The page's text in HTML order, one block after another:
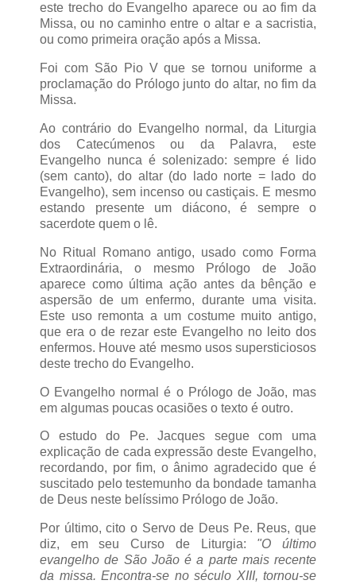
este trecho do Evangelho aparece ou ao fim da
Missa, ou no caminho entre o altar e a sacristia,
ou como primeira oração após a Missa.
Foi com São Pio V que se tornou uniforme a
proclamação do Prólogo junto do altar, no fim da
Missa.
Ao contrário do Evangelho normal, da Liturgia
dos Catecúmenos ou da Palavra, este
Evangelho nunca é solenizado: sempre é lido
(sem canto), do altar (do lado norte = lado do
Evangelho), sem incenso ou castiçais. E mesmo
estando presente um diácono, é sempre o
sacerdote quem o lê.
No Ritual Romano antigo, usado como Forma
Extraordinária, o mesmo Prólogo de João
aparece como última ação antes da bênção e
aspersão de um enfermo, durante uma visita.
Este uso remonta a um costume muito antigo,
que era o de rezar este Evangelho no leito dos
enfermos. Houve até mesmo usos supersticiosos
deste trecho do Evangelho.
O Evangelho normal é o Prólogo de João, mas
em algumas poucas ocasiões o texto é outro.
O estudo do Pe. Jacques segue com uma
explicação de cada expressão deste Evangelho,
recordando, por fim, o ânimo agradecido que é
suscitado pelo testemunho da bondade tamanha
de Deus neste belíssimo Prólogo de João.
Por último, cito o Servo de Deus Pe. Reus, que
diz, em seu Curso de Liturgia: "O último
evangelho de São João é a parte mais recente
da missa. Encontra-se no século XIII, tornou-se